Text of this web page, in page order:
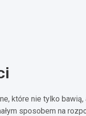
które nie tylko
sposobem na